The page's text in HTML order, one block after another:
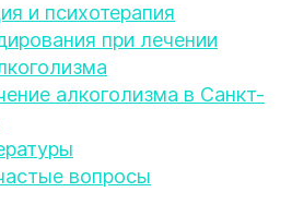
и психотерапия
при лечении
алкоголизма в Санкт-
вопросы